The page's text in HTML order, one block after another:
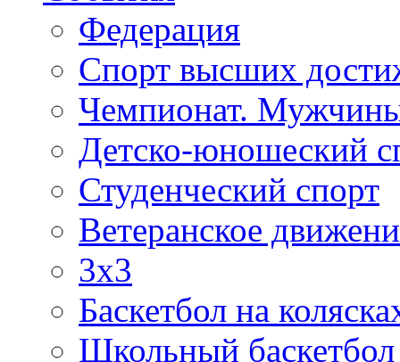
Федерация
Спорт высших
Чемпионат.
Детско-юношеский
Студенческий спорт
Ветеранское
3х3
Баскетбол на
Школьный баскетбол